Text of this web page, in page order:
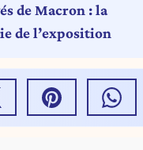
de Macron : la
de l’exposition